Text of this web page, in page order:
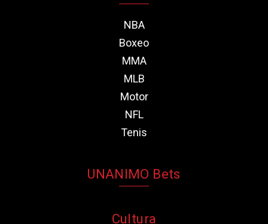
NBA
Boxeo
MMA
MLB
Motor
NFL
Tenis
UNANIMO Bets
Cultura